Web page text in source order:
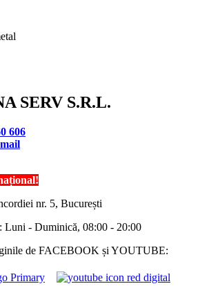
SERV S.R.L.
606
nr. 5, București
Luni - Duminică, 08:00 - 20:00
de FACEBOOK și YOUTUBE: